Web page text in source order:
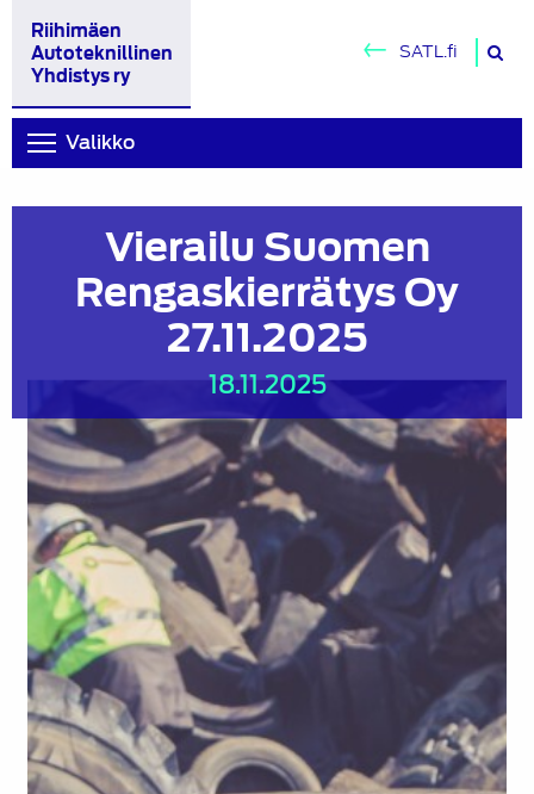
Riihimäen
Autoteknillinen
Yhdistys ry
SATL.fi
Valikko
Vierailu Suomen
Rengaskierrätys Oy
27.11.2025
18.11.2025